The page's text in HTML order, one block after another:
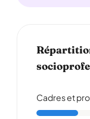
Cadres et